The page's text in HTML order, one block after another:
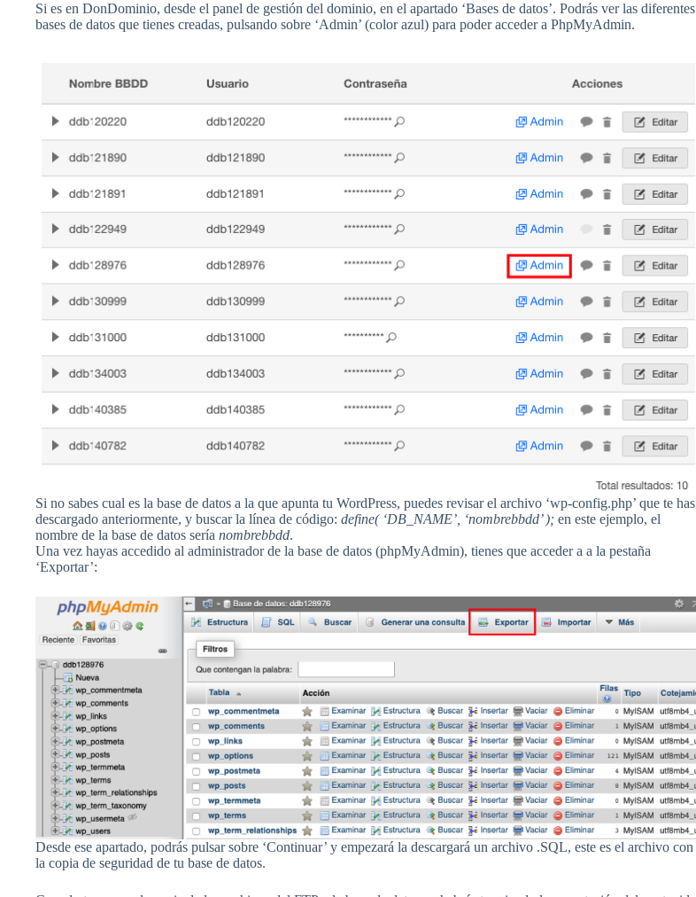
Si es en DonDominio, desde el panel de gestión del dominio, en el apartado ‘Bases de datos’. Podrás ver las diferentes
bases de datos que tienes creadas, pulsando sobre ‘Admin’ (color azul) para poder acceder a PhpMyAdmin.
Si no sabes cual es la base de datos a la que apunta tu WordPress, puedes revisar el archivo ‘wp-config.php’ que te has
descargado anteriormente, y buscar la línea de código: define( ‘DB_NAME’, ‘nombrebbdd’ ); en este ejemplo, el
nombre de la base de datos sería nombrebbdd.
Una vez hayas accedido al administrador de la base de datos (phpMyAdmin), tienes que acceder a a la pestaña
‘Exportar’:
Desde ese apartado, podrás pulsar sobre ‘Continuar’ y empezará la descargará un archivo .SQL, este es el archivo con
la copia de seguridad de tu base de datos.